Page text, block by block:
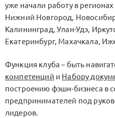
уже начали работу в регионах
Нижний Новгород,
Калининград, Улан-Удэ,
Екатеринбург, Махачкала,
Функция клуба – быть
компетенций и Набору
построению фэшн-бизнеса в
предпринимателей под
лидеров.